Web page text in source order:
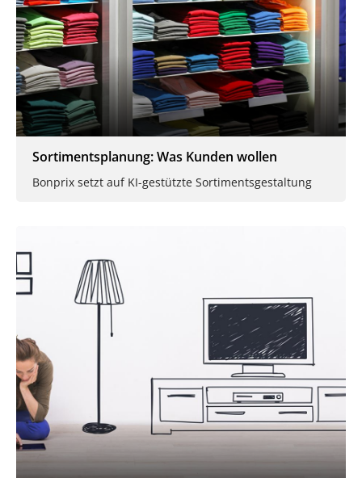
Sortimentsplanung: Was Kunden wollen
Bonprix setzt auf KI-gestützte Sortimentsgestaltung